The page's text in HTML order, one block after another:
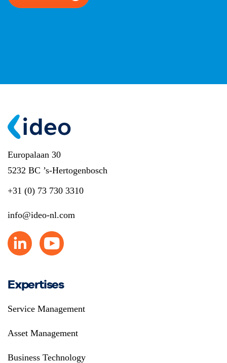
Europalaan 30
5232 BC ’s-Hertogenbosch
+31 (0) 73 730 3310
info@ideo-nl.com
Expertises
Service Management
Asset Management
Business Technology